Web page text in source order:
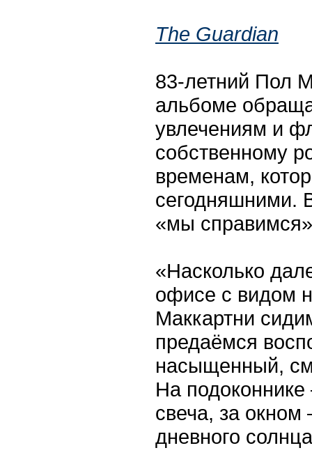
The Guardian
83-летний Пол
альбоме
увлечениям и
собственному
временам,
сегодняшними.
«мы
«Насколько
офисе с видом
Маккартни
предаёмся
насыщенный,
На
свеча, за
дневного